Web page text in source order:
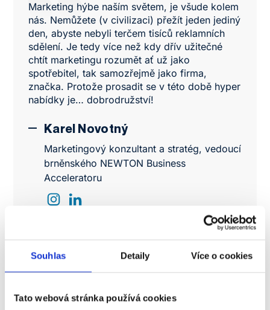
Souhlas Detaily Více o cookies
Tato webová stránka používá cookies
Marketing hýbe naším světem, je všude kolem
nás. Nemůžete (v civilizaci) přežít jeden jediný
den, abyste nebyli terčem tisíců reklamních
sdělení. Je tedy více než kdy dřív užitečné
chtít marketingu rozumět ať už jako
spotřebitel, tak samozřejmě jako firma,
značka. Protože prosadit se v této době hyper
nabídky je… dobrodružství!
Karel Novotný
Marketingový konzultant a stratég, vedoucí
brněnského NEWTON Business
Acceleratoru
Den otevřených dveří